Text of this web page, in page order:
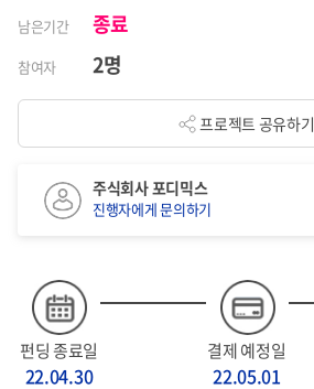
남은기간
종료
참여자 2명
프로젝트 공유하기
펀딩 종료일
22.04.30
결제 예정일
22.05.01
주식회사 포디믹스
진행자에게 문의하기